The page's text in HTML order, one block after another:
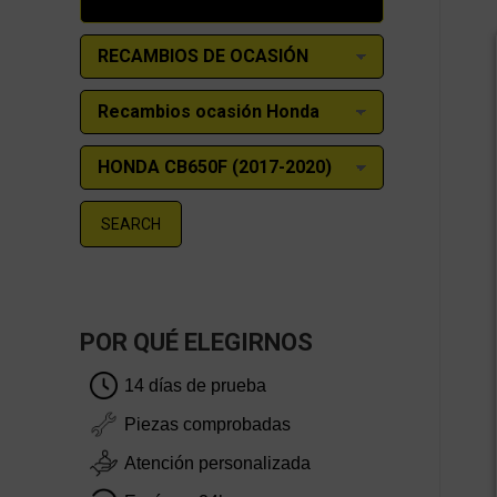
SEARCH
POR QUÉ ELEGIRNOS
14 días de prueba
Piezas comprobadas
Atención personalizada